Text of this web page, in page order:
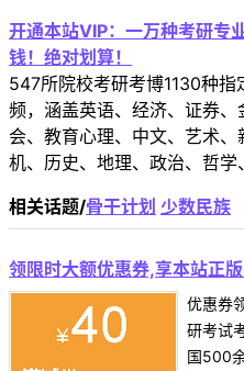
开通本站VIP：一万种考研专
钱！绝对划算！
547所院校考研考博1130种
频，涵盖英语、经济、证券
会、教育心理、中文、艺术
机、历史、地理、政治、哲学
相关话题/骨干计划 少数民族
领限时大额优惠券,享本站正
优惠券
研考试
国500